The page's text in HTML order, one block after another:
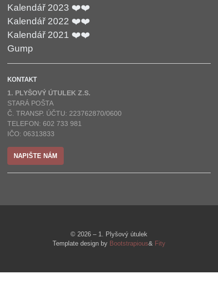
Kalendář 2023 ❤️❤️
Kalendář 2022 ❤️❤️
Kalendář 2021 ❤️❤️
Gump
KONTAKT
1. PLYŠOVÝ ÚTULEK Z.S.
STARÁ POŠTA
Č. TRANSP. ÚČTU: 223762870/0600
TELEFON: 602 733 981
IČO: 06313833
NAPIŠTE NÁM
© 2026 – 1. Plyšový útulek
Template design by Bootstrapious& Fity